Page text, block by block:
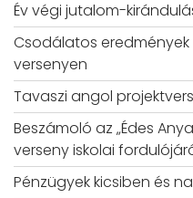
Év végi jutalom-
Csodálatos
versenyen
Tavaszi angol
Beszámoló az „Édes
verseny iskolai
Pénzügyek kicsiben és